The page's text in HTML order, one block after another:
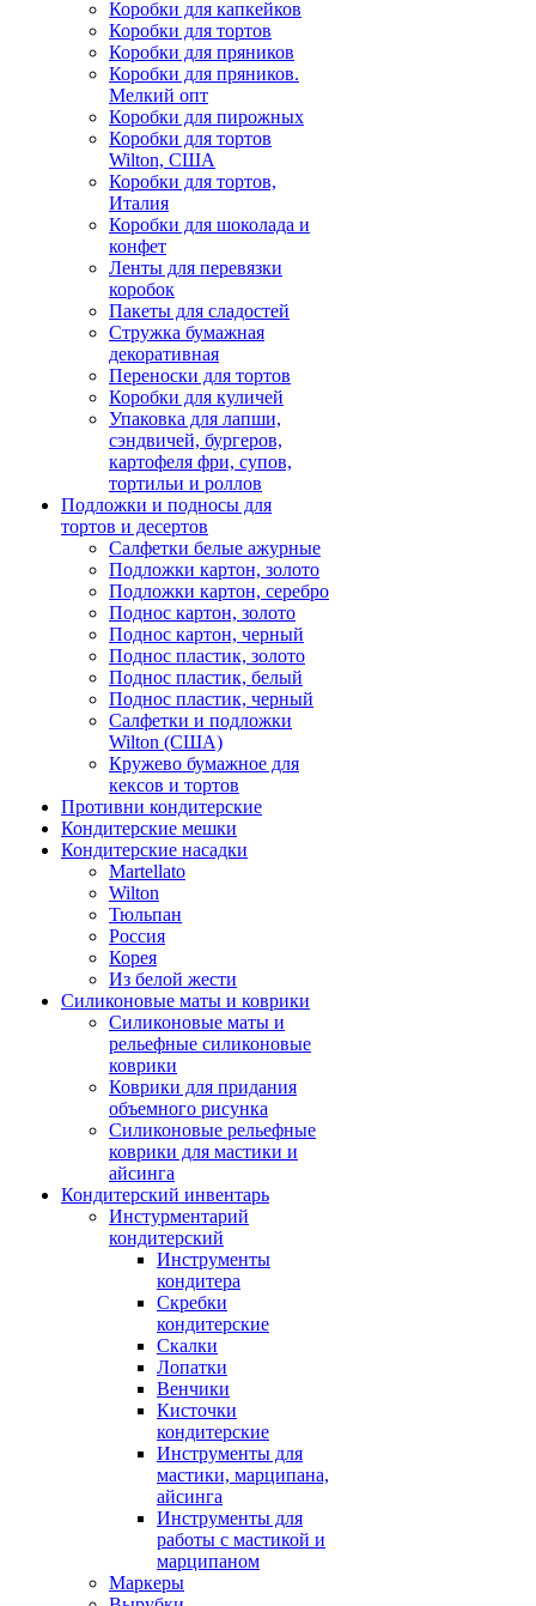
Коробки для капкейков
Коробки для тортов
Коробки для пряников
Коробки для пряников.
Мелкий опт
Коробки для пирожных
Коробки для тортов
Wilton, США
Коробки для тортов,
Италия
Коробки для шоколада и
конфет
Ленты для перевязки
коробок
Пакеты для сладостей
Стружка бумажная
декоративная
Переноски для тортов
Коробки для куличей
Упаковка для лапши,
сэндвичей, бургеров,
картофеля фри, супов,
тортильи и роллов
Подложки и подносы для
тортов и десертов
Салфетки белые ажурные
Подложки картон, золото
Подложки картон, серебро
Поднос картон, золото
Поднос картон, черный
Поднос пластик, золото
Поднос пластик, белый
Поднос пластик, черный
Салфетки и подложки
Wilton (США)
Кружево бумажное для
кексов и тортов
Противни кондитерские
Кондитерские мешки
Кондитерские насадки
Martellato
Wilton
Тюльпан
Россия
Корея
Из белой жести
Силиконовые маты и коврики
Силиконовые маты и
рельефные силиконовые
коврики
Коврики для придания
объемного рисунка
Силиконовые рельефные
коврики для мастики и
айсинга
Кондитерский инвентарь
Инстурментарий
кондитерский
Инструменты
кондитера
Скребки
кондитерские
Скалки
Лопатки
Венчики
Кисточки
кондитерские
Инструменты для
мастики, марципана,
айсинга
Инструменты для
работы с мастикой и
марципаном
Маркеры